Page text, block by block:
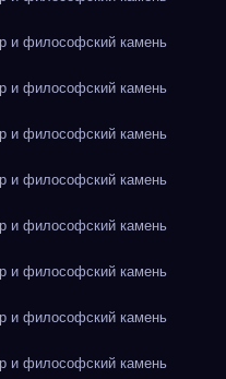
и философский камень
и философский камень
и философский камень
и философский камень
и философский камень
и философский камень
и философский камень
и философский камень